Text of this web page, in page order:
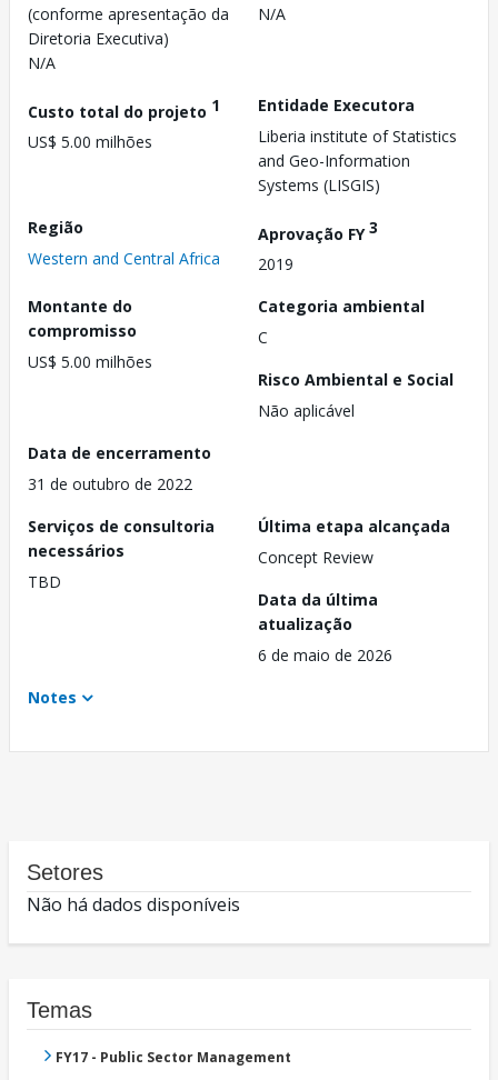
(conforme apresentação da
Diretoria Executiva)
N/A
N/A
Custo total do projeto 1
US$ 5.00 milhões
Entidade Executora
Liberia institute of Statistics
and Geo-Information
Systems (LISGIS)
Região
Western and Central Africa
Aprovação FY3
2019
Montante do
compromisso
US$ 5.00 milhões
Categoria ambiental
C
Risco Ambiental e Social
Não aplicável
Data de encerramento
31 de outubro de 2022
Serviços de consultoria
necessários
TBD
Última etapa alcançada
Concept Review
Data da última
atualização
6 de maio de 2026
Notes
Setores
Não há dados disponíveis
Temas
FY17 - Public Sector Management